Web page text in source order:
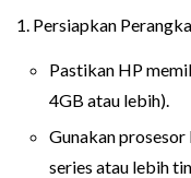
1. Persiapkan
Pastikan HP
4GB atau lebih).
Gunakan
series atau lebih